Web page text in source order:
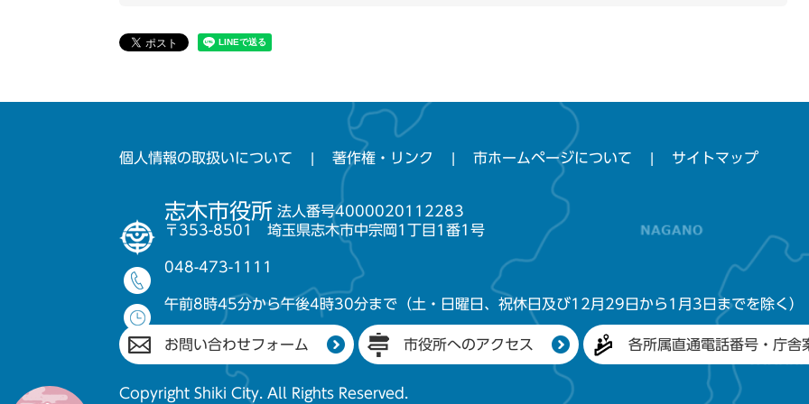
個人情報の取扱いについて 著作権・リンク 市ホームページについて サイトマップ
志木市役所 法人番号4000020112283
〒353-8501 埼玉県志木市中宗岡1丁目1番1号
048-473-1111
午前8時45分から午後4時30分まで（土・日曜日、祝休日及び12月29日から1月3日までを除く）
お問い合わせフォーム 市役所へのアクセス 各所属直通電話番号・庁舎
Copyright Shiki City. All Rights Reserved.